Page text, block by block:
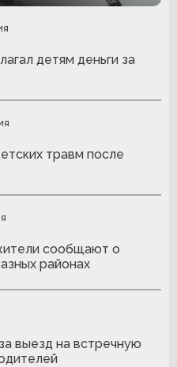
детям деньги за
травм после
сообщают о
районах
выезд на встречную